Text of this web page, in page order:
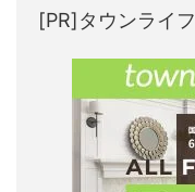
[PR]タウンライフ